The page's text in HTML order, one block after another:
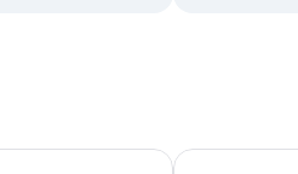
Teaterhotellet